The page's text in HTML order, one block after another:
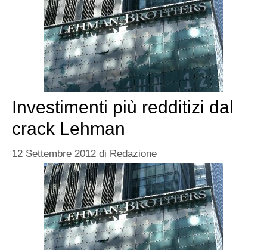
Investimenti più redditizi dal
crack Lehman
12 Settembre 2012 di Redazione